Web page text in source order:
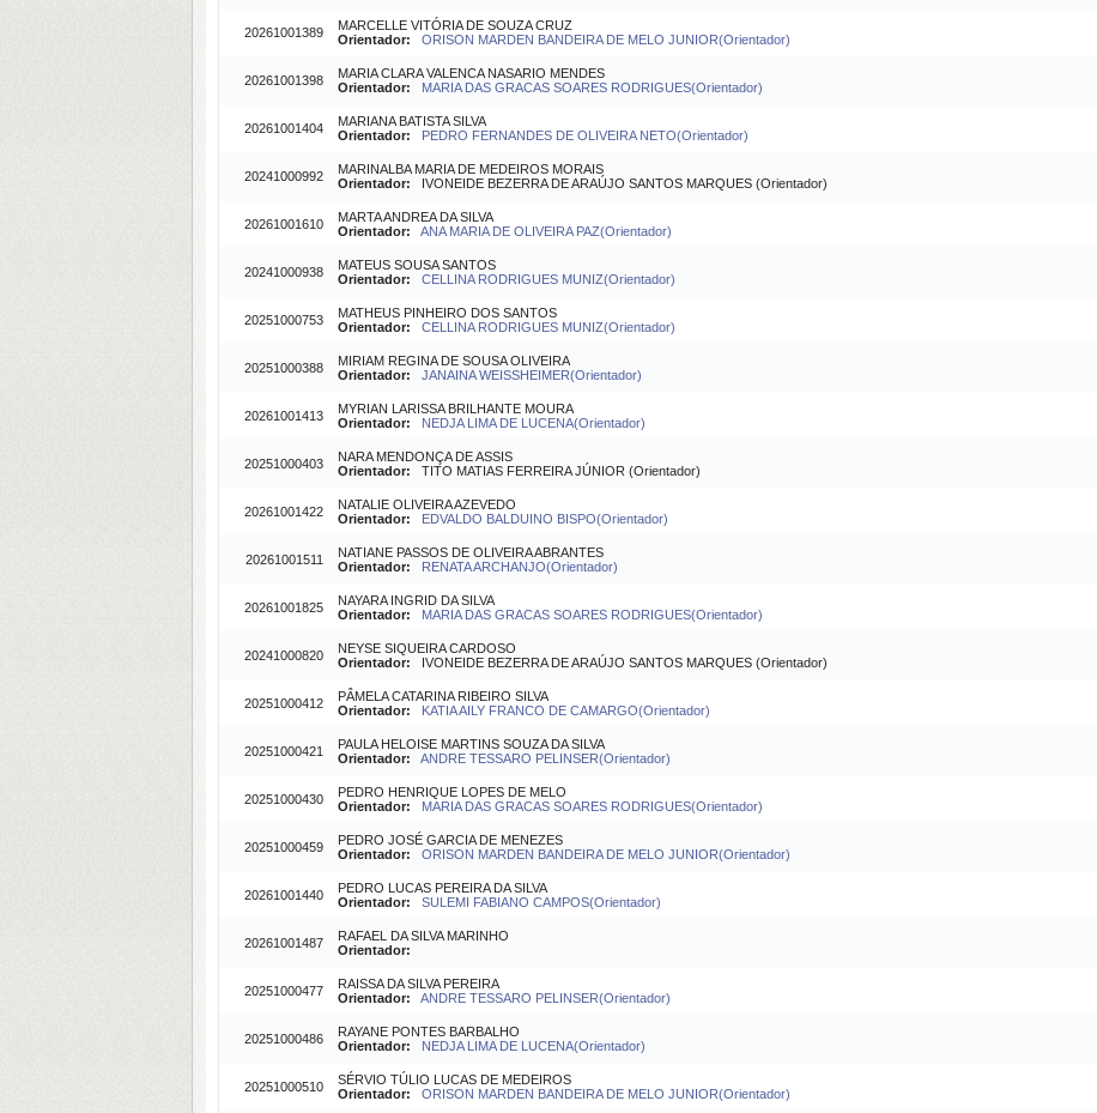
20261001389
MARCELLE VITÓRIA DE SOUZA CRUZ
Orientador:
ORISON MARDEN BANDEIRA DE MELO JUNIOR(Orientador)
20261001398
MARIA CLARA VALENCA NASARIO MENDES
Orientador:
MARIA DAS GRACAS SOARES RODRIGUES(Orientador)
20261001404
MARIANA BATISTA SILVA
Orientador:
PEDRO FERNANDES DE OLIVEIRA NETO(Orientador)
20241000992
MARINALBA MARIA DE MEDEIROS MORAIS
Orientador: IVONEIDE BEZERRA DE ARAÚJO SANTOS MARQUES (Orientador)
20261001610
MARTA ANDREA DA SILVA
Orientador:
ANA MARIA DE OLIVEIRA PAZ(Orientador)
20241000938
MATEUS SOUSA SANTOS
Orientador:
CELLINA RODRIGUES MUNIZ(Orientador)
20251000753
MATHEUS PINHEIRO DOS SANTOS
Orientador:
CELLINA RODRIGUES MUNIZ(Orientador)
20251000388
MIRIAM REGINA DE SOUSA OLIVEIRA
Orientador:
JANAINA WEISSHEIMER(Orientador)
20261001413
MYRIAN LARISSA BRILHANTE MOURA
Orientador:
NEDJA LIMA DE LUCENA(Orientador)
20251000403
NARA MENDONÇA DE ASSIS
Orientador: TITO MATIAS FERREIRA JÚNIOR (Orientador)
20261001422
NATALIE OLIVEIRA AZEVEDO
Orientador:
EDVALDO BALDUINO BISPO(Orientador)
20261001511
NATIANE PASSOS DE OLIVEIRA ABRANTES
Orientador:
RENATA ARCHANJO(Orientador)
20261001825
NAYARA INGRID DA SILVA
Orientador:
MARIA DAS GRACAS SOARES RODRIGUES(Orientador)
20241000820
NEYSE SIQUEIRA CARDOSO
Orientador: IVONEIDE BEZERRA DE ARAÚJO SANTOS MARQUES (Orientador)
20251000412
PÂMELA CATARINA RIBEIRO SILVA
Orientador:
KATIA AILY FRANCO DE CAMARGO(Orientador)
20251000421
PAULA HELOISE MARTINS SOUZA DA SILVA
Orientador:
ANDRE TESSARO PELINSER(Orientador)
20251000430
PEDRO HENRIQUE LOPES DE MELO
Orientador:
MARIA DAS GRACAS SOARES RODRIGUES(Orientador)
20251000459
PEDRO JOSÉ GARCIA DE MENEZES
Orientador:
ORISON MARDEN BANDEIRA DE MELO JUNIOR(Orientador)
20261001440
PEDRO LUCAS PEREIRA DA SILVA
Orientador:
SULEMI FABIANO CAMPOS(Orientador)
20261001487
RAFAEL DA SILVA MARINHO
Orientador:
20251000477
RAISSA DA SILVA PEREIRA
Orientador:
ANDRE TESSARO PELINSER(Orientador)
20251000486
RAYANE PONTES BARBALHO
Orientador:
NEDJA LIMA DE LUCENA(Orientador)
20251000510
SÉRVIO TÚLIO LUCAS DE MEDEIROS
Orientador:
ORISON MARDEN BANDEIRA DE MELO JUNIOR(Orientador)